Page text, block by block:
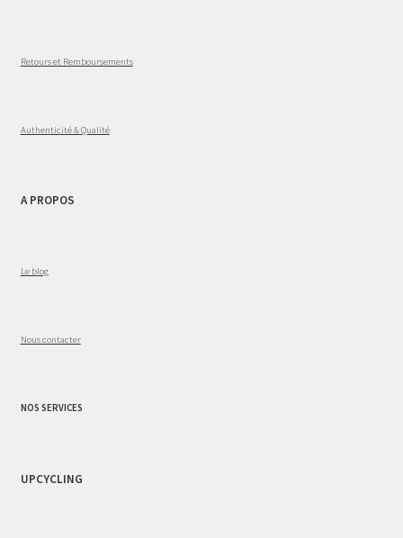
Retours et Remboursements
Authenticité & Qualité
A PROPOS
Le blog
Nous contacter
NOS SERVICES
UPCYCLING